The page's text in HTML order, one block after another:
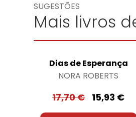
SUGESTÕES
Mais livros
Dias de Esperança
NORA ROBERTS
17,70€ 15,93 €